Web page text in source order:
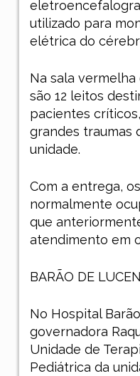
utilizado para
elétrica do
Na sala
são 12 leitos
pacientes
grandes traumas
unidade.
Com a entrega,
normalmente
que
atendimento em
BARÃO DE
No Hospital
governadora
Unidade de
Pediátrica da